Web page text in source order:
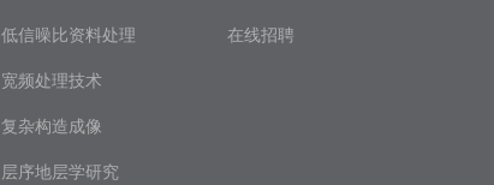
低信噪比资料处理
宽频处理技术
复杂构造成像
层序地层学研究
在线招聘